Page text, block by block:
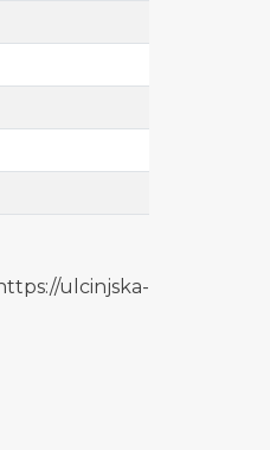
ulcinjska-